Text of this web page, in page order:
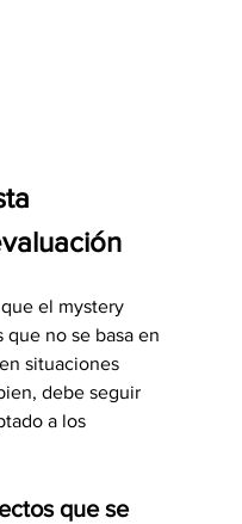
el mystery
no se basa en
situaciones
debe seguir
a los
que se